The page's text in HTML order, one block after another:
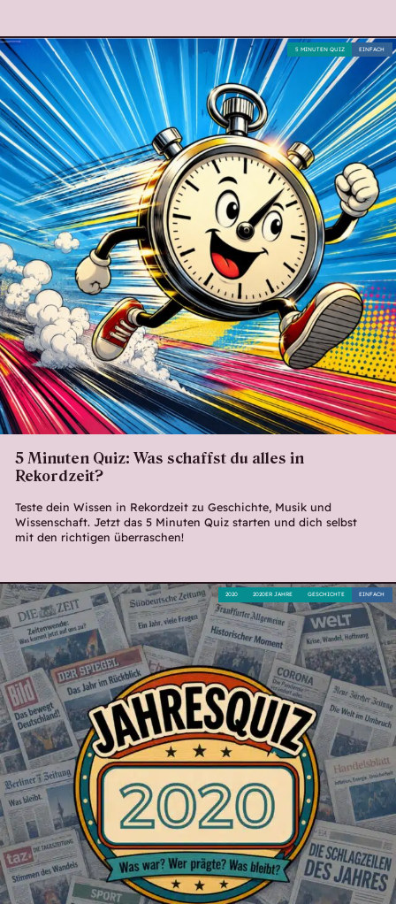
5 Minuten Quiz: Was schaffst du alles in
Rekordzeit?
Teste dein Wissen in Rekordzeit zu Geschichte, Musik und
Wissenschaft. Jetzt das 5 Minuten Quiz starten und dich selbst
mit den richtigen überraschen!
EINFACH
5 MINUTEN QUIZ
EINFACH
GESCHICHTE
2020ER JAHRE
2020